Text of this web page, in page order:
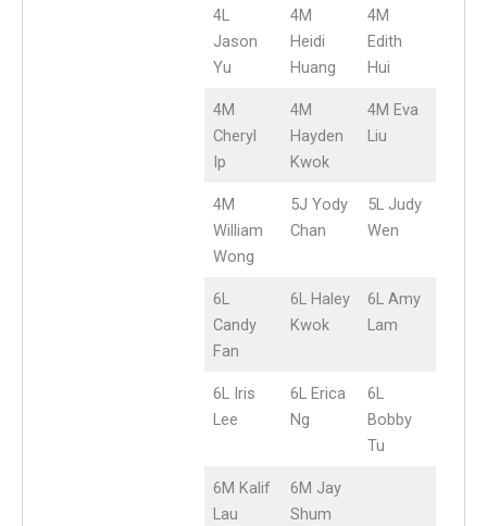
4L
Jason
Yu
4M
Heidi
Huang
4M
Edith
Hui
4M
Cheryl
Ip
4M
Hayden
Kwok
4M Eva
Liu
4M
William
Wong
5J Yody
Chan
5L Judy
Wen
6L
Candy
Fan
6L Haley
Kwok
6L Amy
Lam
6L Iris
Lee
6L Erica
Ng
6L
Bobby
Tu
6M Kalif
Lau
6M Jay
Shum